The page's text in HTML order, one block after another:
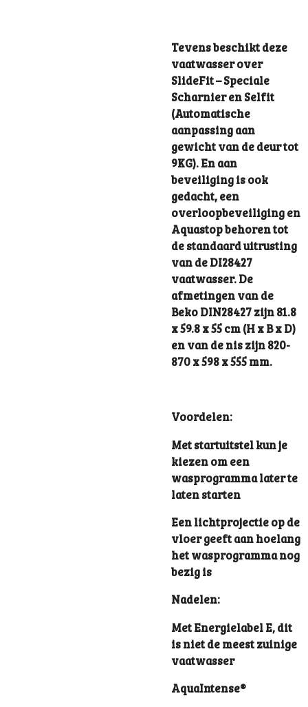
Tevens beschikt deze
vaatwasser over
SlideFit – Speciale
Scharnier en Selfit
(Automatische
aanpassing aan
gewicht van de deur tot
9KG). En aan
beveiliging is ook
gedacht, een
overloopbeveiliging en
Aquastop behoren tot
de standaard uitrusting
van de DI28427
vaatwasser. De
afmetingen van de
Beko DIN28427 zijn 81.8
x 59.8 x 55 cm (H x B x D)
en van de nis zijn 820-
870 x 598 x 555 mm.
Voordelen:
Met startuitstel kun je
kiezen om een
wasprogramma later te
laten starten
Een lichtprojectie op de
vloer geeft aan hoelang
het wasprogramma nog
bezig is
Nadelen:
Met Energielabel E, dit
is niet de meest zuinige
vaatwasser
AquaIntense®